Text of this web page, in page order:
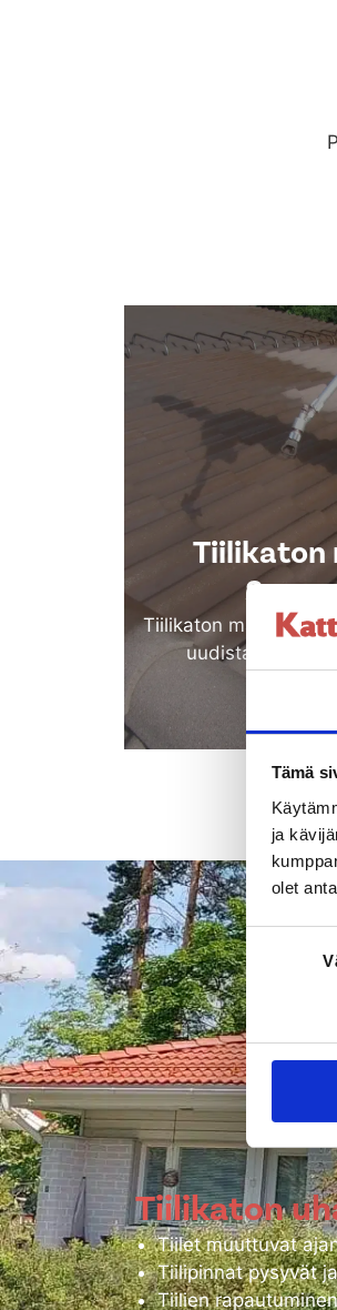
Tämä
ja
olet
valinta
Tiilikaton
Tiilikaton maalaus on
uudistaa täysin
Tiilikaton
Tiilet muuttuvat
Tiilipinnat pysyvät
Tiilien rapautuminen